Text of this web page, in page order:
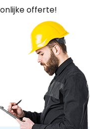
offerte!